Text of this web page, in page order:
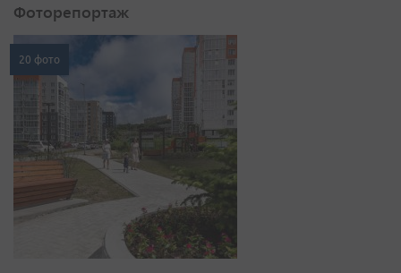
Фоторепортаж
20 фото